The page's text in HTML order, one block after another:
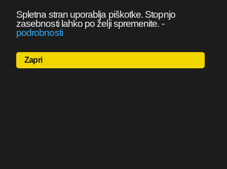
Spletna stran uporablja piškotke. Stopnjo
zasebnosti lahko po želji spremenite. -
podrobnosti
Zapri